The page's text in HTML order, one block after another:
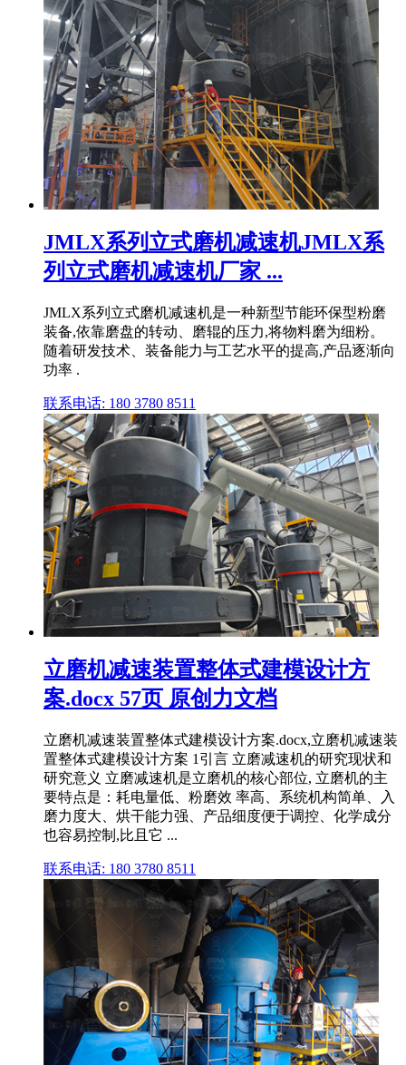
JMLX系列立式磨机减速机JMLX系
列立式磨机减速机厂家 ...
JMLX系列立式磨机减速机是一种新型节能环保型粉磨
装备,依靠磨盘的转动、磨辊的压力,将物料磨为细粉。
随着研发技术、装备能力与工艺水平的提高,产品逐渐向
功率 .
联系电话: 180 3780 8511
立磨机减速装置整体式建模设计方
案.docx 57页 原创力文档
立磨机减速装置整体式建模设计方案.docx,立磨机减速装
置整体式建模设计方案 1引言 立磨减速机的研究现状和
研究意义 立磨减速机是立磨机的核心部位, 立磨机的主
要特点是：耗电量低、粉磨效 率高、系统机构简单、入
磨力度大、烘干能力强、产品细度便于调控、化学成分
也容易控制,比且它 ...
联系电话: 180 3780 8511